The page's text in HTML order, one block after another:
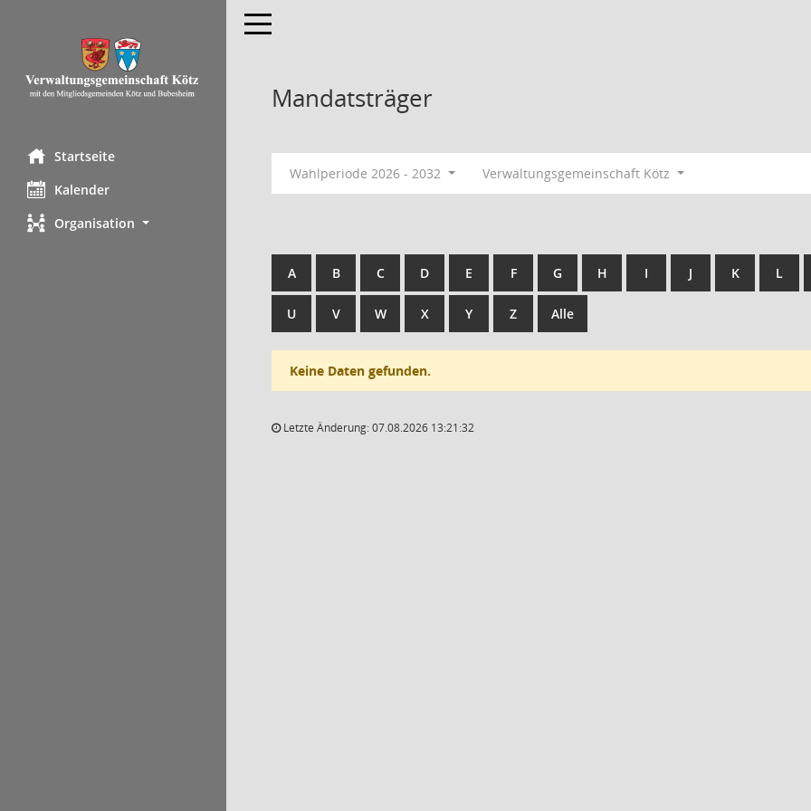
Startseite
Kalender
Organisation
Toggle navigation
Mandatsträger
Wahlperiode 2026 - 2032 Verwaltungsgemeinschaft Kötz
A B C D E F G H I J K L
U V W X Y Z Alle
Keine Daten gefunden.
Letzte Änderung: 07.08.2026 13:21:32